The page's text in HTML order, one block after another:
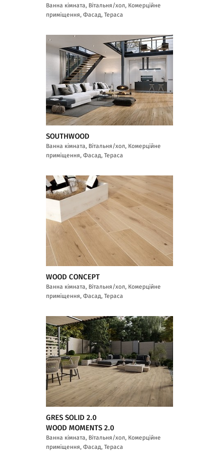
Ванна кімната, Вітальня/хол, Комерційне
приміщення, Фасад, Тераса
SOUTHWOOD
Ванна кімната, Вітальня/хол, Комерційне
приміщення, Фасад, Тераса
WOOD CONCEPT
Ванна кімната, Вітальня/хол, Комерційне
приміщення, Фасад, Тераса
GRES SOLID 2.0
WOOD MOMENTS 2.0
Ванна кімната, Вітальня/хол, Комерційне
приміщення, Фасад, Тераса